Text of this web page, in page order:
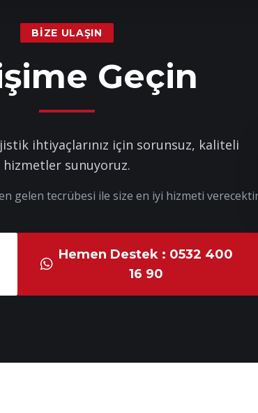
BIZE ULAŞIN
Geçin
ihtiyaçlarınız için sorunsuz, kaliteli
hizmetler sunuyoruz.
gelen tecrübesi ile size en iyi hizmeti
Hemen Destek : 0532 400
16 90